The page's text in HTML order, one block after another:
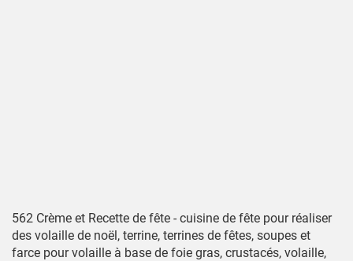
562 Crème et Recette de fête - cuisine de fête pour réaliser
des volaille de noël, terrine, terrines de fêtes, soupes et
farce pour volaille à base de foie gras, crustacés, volaille,